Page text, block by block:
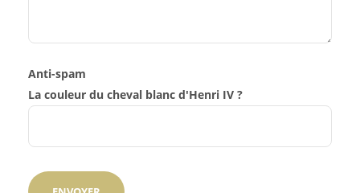
Anti-spam
La couleur du cheval blanc d'Henri IV ?